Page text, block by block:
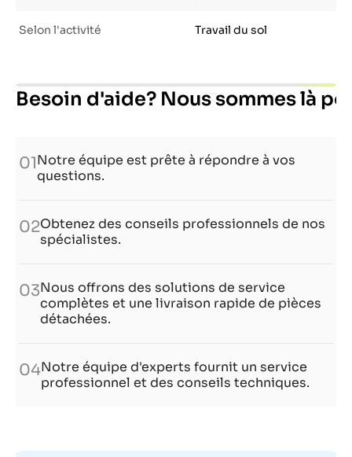
Selon l'activité Travail du sol
Besoin d'aide? Nous sommes là
01Notre équipe est prête à répondre à vos
questions.
02Obtenez des conseils professionnels de nos
spécialistes.
03Nous offrons des solutions de service
complètes et une livraison rapide de pièces
détachées.
04Notre équipe d'experts fournit un service
professionnel et des conseils techniques.